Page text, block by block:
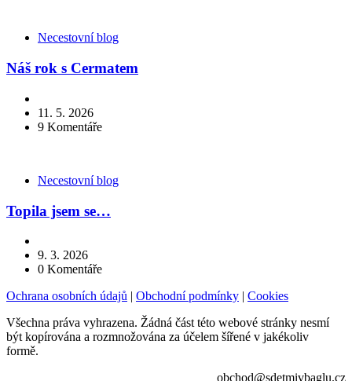
KategorieNecestovní blog
Náš rok s Cermatem
11. 5. 2026
9 Komentáře
KategorieNecestovní blog
Topila jsem se…
9. 3. 2026
0 Komentáře
Ochrana osobních údajů | Obchodní podmínky | Cookies
Všechna práva vyhrazena. Žádná část této webové stránky nesmí
být kopírována a rozmnožována za účelem šířené v jakékoliv
formě.
obchod@sdetmivbaglu.cz